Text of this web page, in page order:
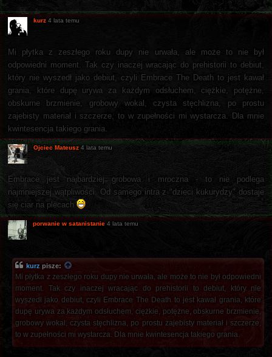
kurz 4 lata temu
Mi płytka z zeszłego roku dupy nie urwała, ale może to nie był
odpowiedni moment. Tak czy inaczej wracając do prehistorii to debiut,
który nie wyszedł jako debiut, czyli Embrace The Death to jest kawał
grania, które dupę urywa za każdym odsłuchem, ciężkie, potężne,
obskurne brzmienie, grobowy wokal, czysta stęchlizna, po prostu
zajebisty materiał i szczerze, to w zupełności mi wystarcza. Dla mnie
kwintesencja takiego grania.
Ojciec Mateusz 4 lata temu
Embrace jest najbardziej grobowa i mroczna - to nie podlega
najmniejszej wątpliwości. Od samego intra z "dzieci kukurydzy" dostaje
się ciar na plecach
porwanie w satanistanie 4 lata temu
kurz pisze:
Mi płytka z zeszłego roku dupy nie urwała, ale może to nie był odpowiedni
moment. Tak czy inaczej wracając do prehistorii to debiut, który nie
wyszedł jako debiut, czyli Embrace The Death to jest kawał grania, które
dupę urywa za każdym odsłuchem, ciężkie, potężne, obskurne brzmienie,
grobowy wokal, czysta stęchlizna, po prostu zajebisty materiał i szczerze,
to w zupełności mi wystarcza. Dla mnie kwintesencja takiego grania.